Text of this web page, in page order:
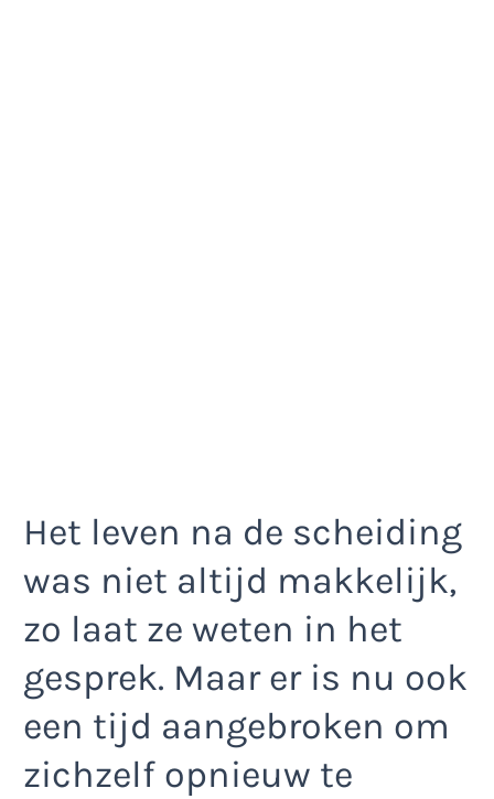
Het leven na de scheiding
was niet altijd makkelijk,
zo laat ze weten in het
gesprek. Maar er is nu ook
een tijd aangebroken om
zichzelf opnieuw te